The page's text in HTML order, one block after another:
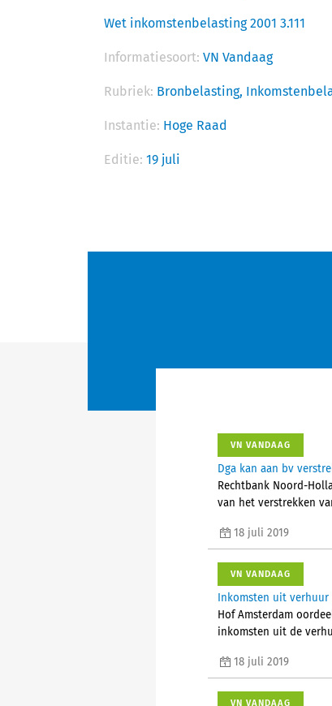
Wet inkomstenbelasting 2001 3.111
Informatiesoort: VN Vandaag
Rubriek: Bronbelasting,
Instantie: Hoge Raad
Editie: 19 juli
VN VANDAAG
Dga kan aan bv
Rechtbank Noord-
van het verstrekken
18 juli 2019
VN VANDAAG
Inkomsten uit
Hof Amsterdam
inkomsten uit de
18 juli 2019
VN VANDAAG